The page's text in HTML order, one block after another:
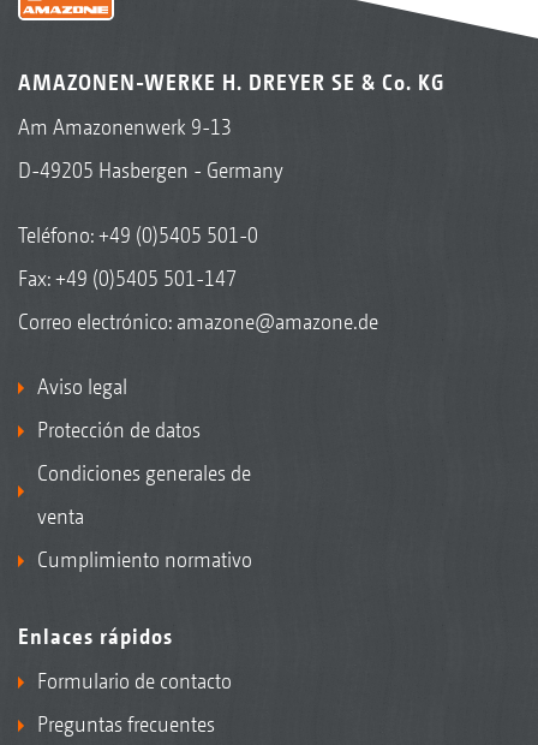
AMAZONEN-WERKE H. DREYER SE & Co. KG
Am Amazonenwerk 9-13
D-49205 Hasbergen - Germany
Teléfono:+49 (0)5405 501-0
Fax: +49 (0)5405 501-147
Correo electrónico: amazone@amazone.de
Aviso legal
Protección de datos
Condiciones generales de
venta
Cumplimiento normativo
Enlaces rápidos
Formulario de contacto
Preguntas frecuentes